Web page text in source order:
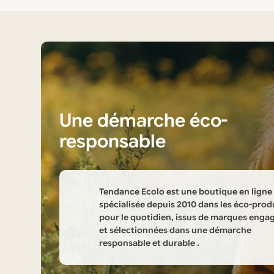
Une démarche éco-
responsable
Tendance Ecolo est une boutique en ligne
spécialisée depuis 2010 dans les éco-
pour le quotidien, issus de marques
et sélectionnées dans une démarche
responsable et durable .